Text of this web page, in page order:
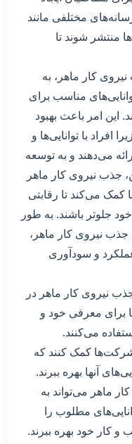
مختلفی مانند
منتشر شوند تا
کار ماهر، به
مناسب برای
این امر باعث بهبود
با توانایی‌ها و
می‌دهند و به توسعه
نیروی کار ماهر
کمک می‌کند تا رقابتی
جلوتر باشند. به طور
جذب نیروی کار ماهر،
و سودآوری
نیروی کار ماهر در
برای معرفی خود و
می‌کنند.
شرکت‌ها کمک کنند که
آنها بهره ببرند.
ماهر می‌تواند به
مطلوب را
کار خود بهره ببرند.